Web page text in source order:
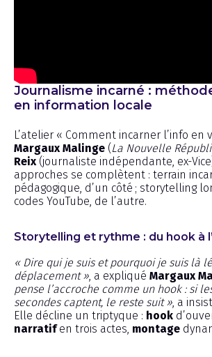
Journalisme incarné :
en information locale
L’atelier « Comment incarner l’info en
Margaux Malinge (La Nouvelle
Reix(journaliste indépendante, ex-
approches se complètent : terrain
pédagogique, d’un côté ; storytelling
codes YouTube, de l’autre.
Storytelling et rythme : du hook à
« Dire qui je suis et pourquoi je suis là
déplacement », a expliqué Margaux
pense l’accroche comme un hook : si
secondes captent, le reste suit », a
Elle décline un triptyque : hook
narratifen trois actes, montage